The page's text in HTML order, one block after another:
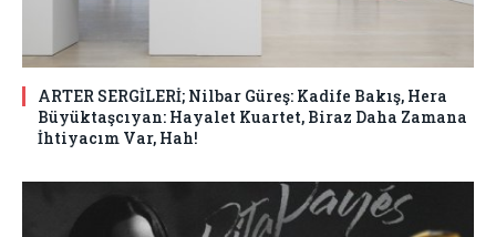
ARTER SERGİLERİ; Nilbar Güreş: Kadife Bakış, Hera
Büyüktaşcıyan: Hayalet Kuartet, Biraz Daha Zamana
İhtiyacım Var, Hah!